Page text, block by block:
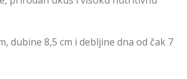
dubine 8,5 cm i debljine dna od čak 7